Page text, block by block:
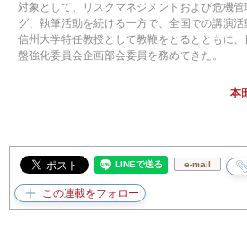
対象として、リスクマネジメントおよび危機
グ、執筆活動を続ける一方で、全国での講演活
信州大学特任教授として教鞭をとるとともに
盤強化委員会企画部会委員を務めてきた。
本
e-mail